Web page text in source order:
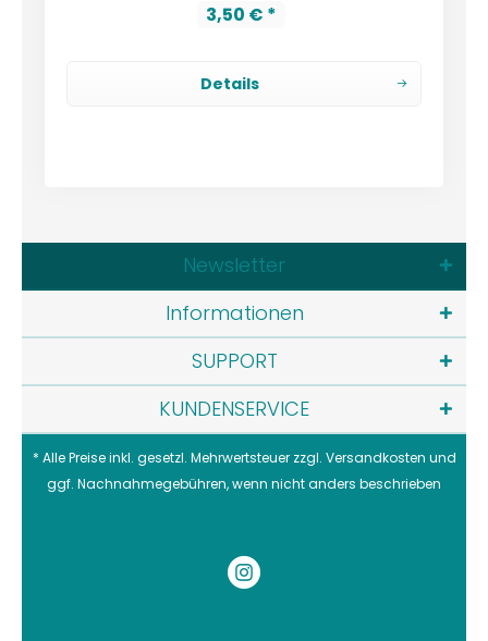
3,50 € *
Details
KUNDENSERVICE
SUPPORT
Informationen
Newsletter
* Alle Preise inkl. gesetzl. Mehrwertsteuer zzgl. Versandkosten und
ggf. Nachnahmegebühren, wenn nicht anders beschrieben